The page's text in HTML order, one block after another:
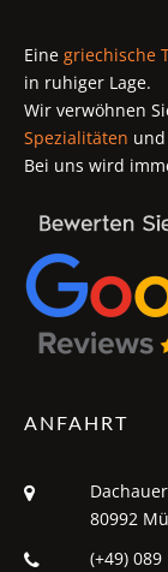
Eine griechische
in ruhiger Lage.
Wir verwöhnen
Spezialitäten
Bei uns wird
ANFAHRT
80992
(+49)